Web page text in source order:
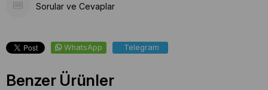
Sorular ve Cevaplar
WhatsApp Telegram
Benzer Ürünler